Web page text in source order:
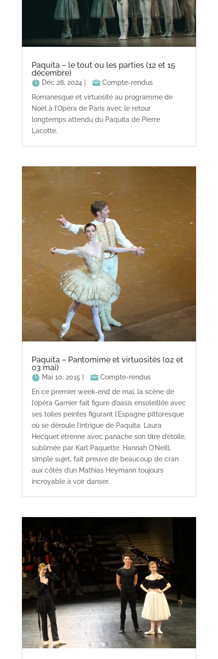
Paquita – le tout ou les parties (12 et 15
décembre)
Déc 28, 2024|
Compte-rendus
Romanesque et virtuosité au programme de
Noël à l’Opéra de Paris avec le retour
longtemps attendu du Paquita de Pierre
Lacotte.
Paquita – Pantomime et virtuosités (02 et
03 mai)
Mai 10, 2015
Compte-rendus
En ce premier week-end de mai, la scène de
l’opéra Garnier fait figure d’oasis ensoleillée avec
ses toiles peintes figurant l’Espagne pittoresque
où se déroule l’intrigue de Paquita. Laura
Hecquet étrenne avec panache son titre d’étoile,
sublimée par Karl Paquette. Hannah O’Neill,
simple sujet, fait preuve de beaucoup de cran
aux côtés d’un Mathias Heymann toujours
incroyable à voir danser.